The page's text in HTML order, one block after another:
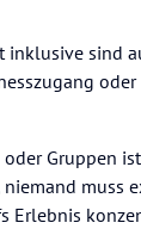
inklusive sind
Gruppen
niemand muss
Erlebnis